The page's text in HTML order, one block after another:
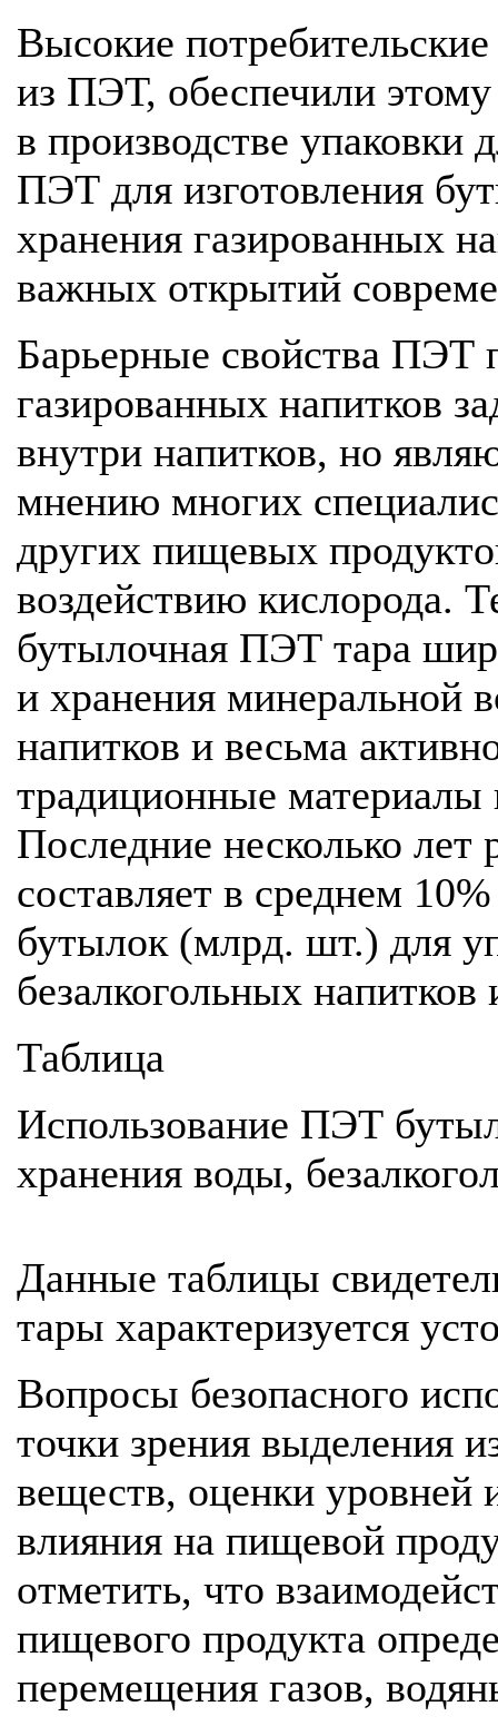
Высокие
из ПЭТ, обеспечили
в производстве упаковки
ПЭТ для изготовления
хранения газированных
важных открытий
Барьерные свойства ПЭТ
газированных напитков
внутри напитков, но
мнению многих
других пищевых
воздействию кислорода.
бутылочная ПЭТ тара
и хранения минеральной
напитков и весьма
традиционные материалы
Последние несколько
составляет в среднем
бутылок (млрд. шт.) для
безалкогольных
Таблица
Использование ПЭТ
хранения воды,
Данные таблицы
тары характеризуется
Вопросы безопасного
точки зрения выделения
веществ, оценки уровней
влияния на пищевой
отметить, что
пищевого продукта
перемещения газов,